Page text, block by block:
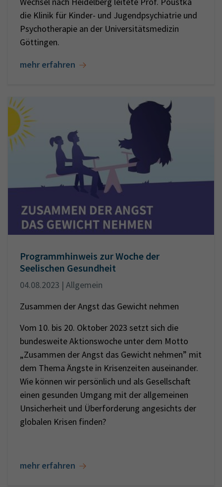
die Klinik für Kinder- und Jugendpsychiatrie und
Psychotherapie an der Universitätsmedizin
Göttingen.
mehr erfahren
Programmhinweis zur Woche der
Seelischen Gesundheit
04.08.2023 | Allgemein
Zusammen der Angst das Gewicht nehmen
Vom 10. bis 20. Oktober 2023 setzt sich die
bundesweite Aktionswoche unter dem Motto
„Zusammen der Angst das Gewicht nehmen” mit
dem Thema Ängste in Krisenzeiten auseinander.
Wie können wir persönlich und als Gesellschaft
einen gesunden Umgang mit der allgemeinen
Unsicherheit und Überforderung angesichts der
globalen Krisen finden?
mehr erfahren